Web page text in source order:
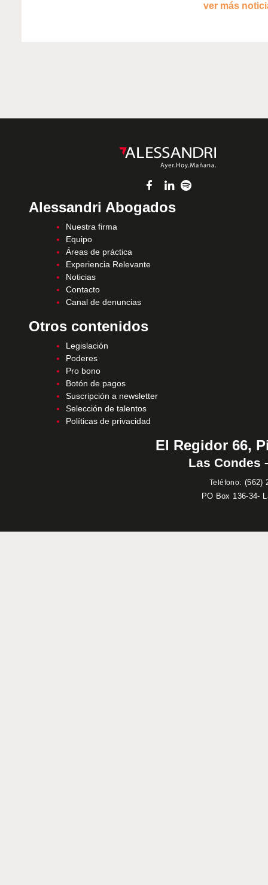
ver más
Alessandri Abogados
Nuestra firma
Equipo
Áreas de práctica
Experiencia Relevante
Noticias
Contacto
Canal de denuncias
Otros contenidos
Legislación
Poderes
Pro bono
Botón de pagos
Suscripción a newsletter
Selección de talentos
Políticas de privacidad
El Regidor 66,
Las Condes
Teléfono: (562)
PO Box 136-34-